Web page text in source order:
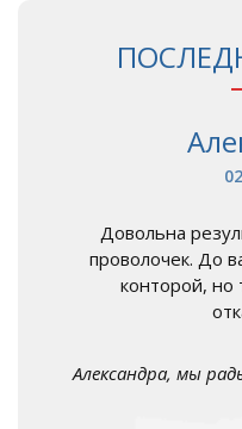
Довольна
проволочек. До
конторой, но
Александра, мы